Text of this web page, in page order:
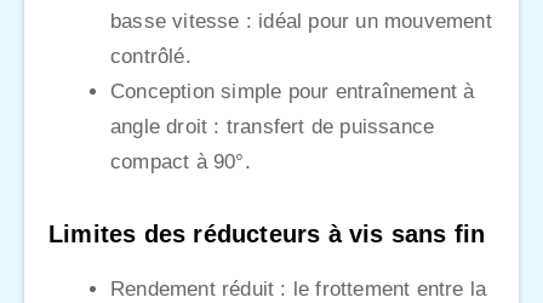
basse vitesse : idéal pour un mouvement
contrôlé.
Conception simple pour entraînement à
angle droit : transfert de puissance
compact à 90°.
Limites des réducteurs à vis sans fin
Rendement réduit : le frottement entre la